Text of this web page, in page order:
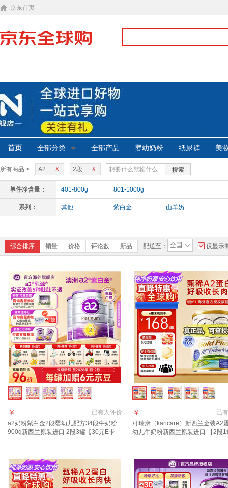
京东首页
首页 全部分类 全部产品 婴幼奶粉 纸尿裤 美
所有商品 > X
A2 X
2段 搜索
单件净含量： 401-800g 801-1000g
系列： 其他 紫白金 山羊奶
综合排序 销量 价格 评论数 新品 配送至： 全国 仅显示
已有人评价
￥
a2奶粉紫白金2段婴幼儿配方34段牛奶粉
900g新西兰原装进口 2段3罐【30元E卡
已有
￥
可瑞康（karicare）新西兰金装A2
幼儿牛奶粉新西兰原装进口 【2段1